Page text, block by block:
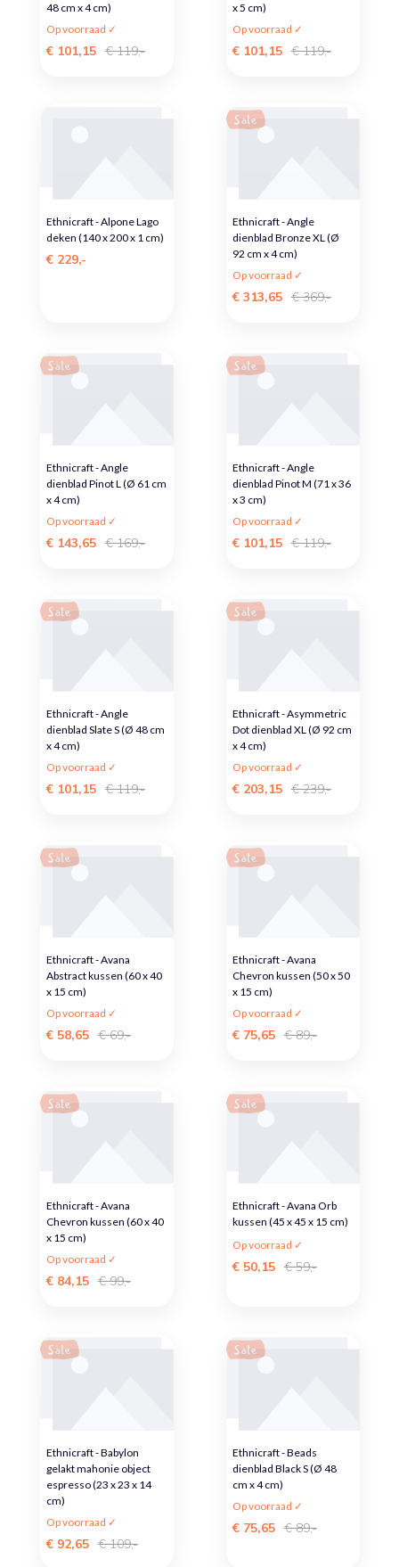
48 cm x 4 cm)
Op voorraad ✓
€ 101,15 € 119,-
x 5 cm)
Op voorraad ✓
€ 101,15 € 119,-
Ethnicraft - Alpone Lago
deken (140 x 200 x 1 cm)
€ 229,-
Sale
Ethnicraft - Angle
dienblad Bronze XL (Ø
92 cm x 4 cm)
Op voorraad ✓
€ 313,65 € 369,-
Sale
Ethnicraft - Angle
dienblad Pinot L (Ø 61 cm
x 4 cm)
Op voorraad ✓
€ 143,65 € 169,-
Sale
Ethnicraft - Angle
dienblad Pinot M (71 x 36
x 3 cm)
Op voorraad ✓
€ 101,15 € 119,-
Sale
Ethnicraft - Angle
dienblad Slate S (Ø 48 cm
x 4 cm)
Op voorraad ✓
€ 101,15 € 119,-
Sale
Ethnicraft - Asymmetric
Dot dienblad XL (Ø 92 cm
x 4 cm)
Op voorraad ✓
€ 203,15 € 239,-
Sale
Ethnicraft - Avana
Abstract kussen (60 x 40
x 15 cm)
Op voorraad ✓
€ 58,65 € 69,-
Sale
Ethnicraft - Avana
Chevron kussen (50 x 50
x 15 cm)
Op voorraad ✓
€ 75,65 € 89,-
Sale
Ethnicraft - Avana
Chevron kussen (60 x 40
x 15 cm)
Op voorraad ✓
€ 84,15 € 99,-
Sale
Ethnicraft - Avana Orb
kussen (45 x 45 x 15 cm)
Op voorraad ✓
€ 50,15 € 59,-
Sale
Ethnicraft - Babylon
gelakt mahonie object
espresso (23 x 23 x 14
cm)
Op voorraad ✓
€ 92,65 € 109,-
Sale
Ethnicraft - Beads
dienblad Black S (Ø 48
cm x 4 cm)
Op voorraad ✓
€ 75,65 € 89,-